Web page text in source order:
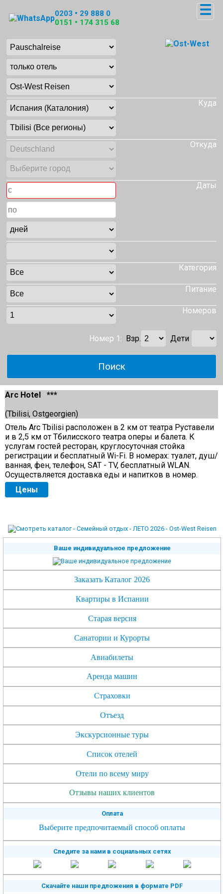
0203 • 29 888 0
0151 • 174 315 68
☰
Куда
Откуда
Даты
Категория
Питание
Номеров
Номер 1: Взр. Дети
Arc Hotel ***
(Tbilisi, Ostgeorgien)
Отель Arc Tbilisi расположен в 2 км от театра Руставели
и в 2,5 км от Тбилисского театра оперы и балета. К
услугам гостей ресторан, круглосуточная стойка
регистрации и бесплатный Wi-Fi. В номерах: туалет, душ/
ванная, фен, телефон, SAT - TV, бесплатный WLAN.
Осуществляется доставка еды и напитков в номер.
Цены
Ваше индивидуальное предложение
Заказать Каталог 2026
Квартиры в Испании
Старая версия
Санатории и Курорты
Авиабилеты
Аренда машин
Страховки
Отъезд
Экскурсионные туры
Список отелей
Отели по всему миру
Отзывы наших клиентов
Оплата
Выберите предпочитаемый способ оплаты
Следите за нами в социальных сетях
Скачайте наши предложения в формате PDF